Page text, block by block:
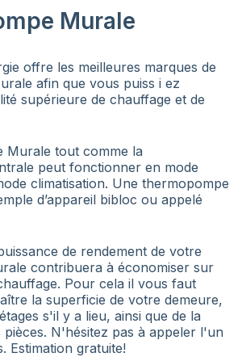
Murale
offre les meilleures marques de
afin que vous puiss i ez
supérieure de chauffage et de
Murale tout comme la
peut fonctionner en mode
climatisation. Une thermopompe
d’appareil bibloc ou appelé
de rendement de votre
contribuera à économiser sur
Pour cela il vous faut
la superficie de votre demeure,
s'il y a lieu, ainsi que de la
pièces. N'hésitez pas à appeler l'un
Estimation gratuite!